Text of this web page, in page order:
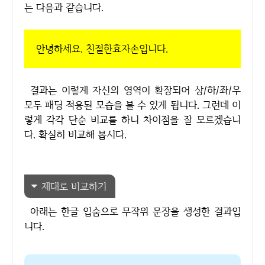
는 다음과 같습니다.
안녕하세요. 친절한효자손입니다.
결과는 이렇게 자신의 영역이 확장되어 상/하/좌/우
모두 패딩 적용된 모습을 볼 수 있게 됩니다. 그런데 이
렇게 각각 단순 비교를 하니 차이점을 잘 모르겠습니
다. 확실히 비교해 봅시다.
제대로 비교하기
아래는 한글 입숨으로 무작위 문장을 생성한 결과입
니다.